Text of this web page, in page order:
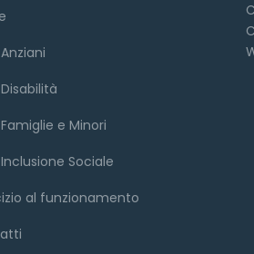
e Minori
Sociale
al funzionamento